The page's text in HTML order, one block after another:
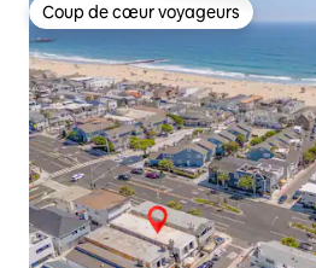
Coup de cœur voyageurs
Coup de cœur voyageurs